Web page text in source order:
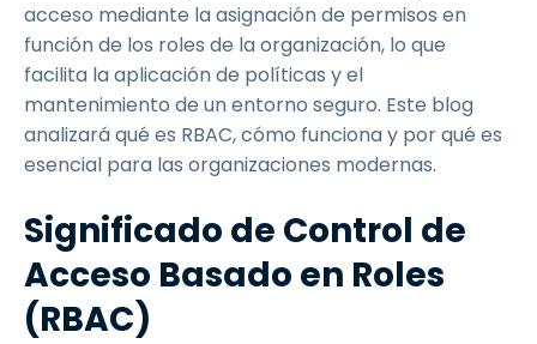
acceso mediante la asignación de permisos en
función de los roles de la organización, lo que
facilita la aplicación de políticas y el
mantenimiento de un entorno seguro. Este blog
analizará qué es RBAC, cómo funciona y por qué es
esencial para las organizaciones modernas.
Significado de Control de
Acceso Basado en Roles
(RBAC)